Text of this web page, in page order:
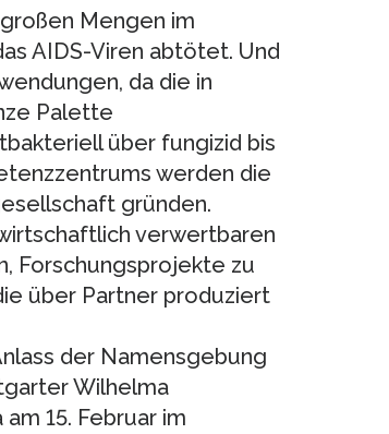
Mengen im
AIDS-Viren abtötet. Und
da die in
Palette
über fungizid bis
werden die
gründen.
verwertbaren
Forschungsprojekte zu
über Partner produziert
der Namensgebung
Wilhelma
15. Februar im